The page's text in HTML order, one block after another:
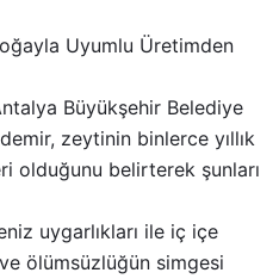
Uyumlu Üretimden
Büyükşehir Belediye
zeytinin binlerce yıllık
olduğunu belirterek şunları
uygarlıkları ile iç içe
ölümsüzlüğün simgesi